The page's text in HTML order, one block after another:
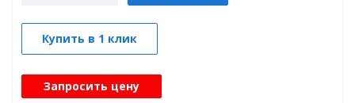
Купить в 1 клик
Запросить цену